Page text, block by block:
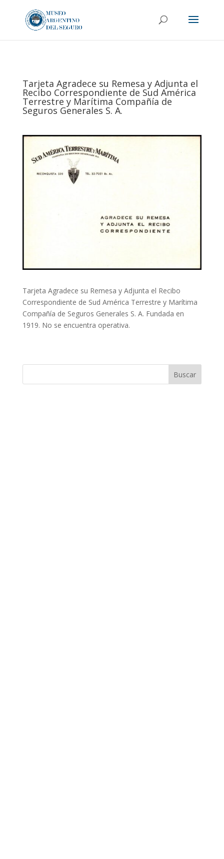
Tarjeta Agradece su Remesa y Adjunta el
Recibo Correspondiente de Sud América
Terrestre y Marítima Compañía de
Seguros Generales S. A.
Tarjeta Agradece su Remesa y Adjunta el Recibo
Correspondiente de Sud América Terrestre y Marítima
Compañía de Seguros Generales S. A. Fundada en
1919. No se encuentra operativa.